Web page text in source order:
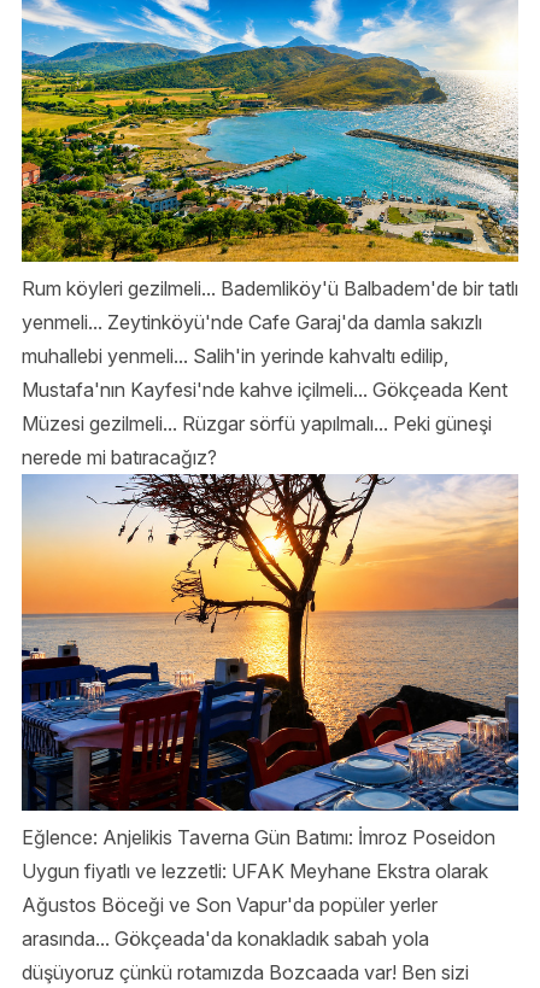
Rum köyleri gezilmeli... Bademliköy'ü Balbadem'de bir tatlı
yenmeli... Zeytinköyü'nde Cafe Garaj'da damla sakızlı
muhallebi yenmeli... Salih'in yerinde kahvaltı edilip,
Mustafa'nın Kayfesi'nde kahve içilmeli... Gökçeada Kent
Müzesi gezilmeli... Rüzgar sörfü yapılmalı... Peki güneşi
nerede mi batıracağız?
Eğlence: Anjelikis Taverna Gün Batımı: İmroz Poseidon
Uygun fiyatlı ve lezzetli: UFAK Meyhane Ekstra olarak
Ağustos Böceği ve Son Vapur'da popüler yerler
arasında... Gökçeada'da konakladık sabah yola
düşüyoruz çünkü rotamızda Bozcaada var! Ben sizi